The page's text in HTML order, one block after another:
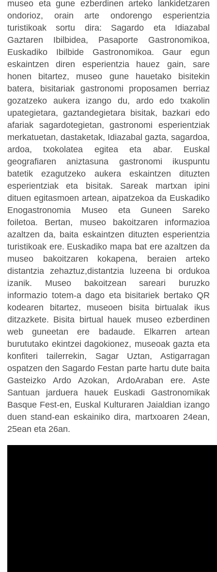
museo eta gune ezberdinen arteko lankidetzaren
ondorioz, orain arte ondorengo esperientzia
turistikoak sortu dira: Sagardo eta Idiazabal
Gaztaren Ibilbidea, Pasaporte Gastronomikoa,
Euskadiko Ibilbide Gastronomikoa. Gaur egun
eskaintzen diren esperientzia hauez gain, sare
honen bitartez, museo gune hauetako bisitekin
batera, bisitariak gastronomi proposamen berriaz
gozatzeko aukera izango du, ardo edo txakolin
upategietara, gaztandegietara bisitak, bazkari edo
afariak sagardotegietan, gastronomi esperientziak
merkatuetan, dastaketak, Idiazabal gazta, sagardoa,
ardoa, txokolatea egitea eta abar. Euskal
geografiaren aniztasuna gastronomi ikuspuntu
batetik ezagutzeko aukera eskaintzen dituzten
esperientziak eta bisitak. Sareak martxan ipini
dituen egitasmoen artean, aipatzekoa da Euskadiko
Enogastronomia Museo eta Guneen Sareko
foiletoa. Bertan, museo bakoitzaren informazioa
azaltzen da, baita eskaintzen dituzten esperientzia
turistikoak ere. Euskadiko mapa bat ere azaltzen da
museo bakoitzaren kokapena, beraien arteko
distantzia zehaztuz,distantzia luzeena bi ordukoa
izanik. Museo bakoitzean sareari buruzko
informazio totem-a dago eta bisitariek bertako QR
kodearen bitartez, museoen bisita birtualak ikus
ditzazkete. Bisita birtual hauek museo ezberdinen
web guneetan ere badaude. Elkarren artean
burututako ekintzei dagokionez, museoak gazta eta
konfiteri tailerrekin, Sagar Uztan, Astigarragan
ospatzen den Sagardo Festan parte hartu dute baita
Gasteizko Ardo Azokan, ArdoAraban ere. Aste
Santuan jarduera hauek Euskadi Gastronomikak
Basque Fest-en, Euskal Kulturaren Jaialdian izango
duen stand-ean eskainiko dira, martxoaren 24ean,
25ean eta 26an.